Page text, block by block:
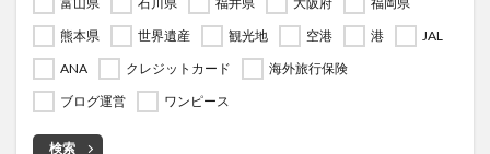
熊本県
世界遺産 観光地 空港 港
JAL
ANA
クレジットカード
海外旅行保険
ブログ運営
ワンピース
検索